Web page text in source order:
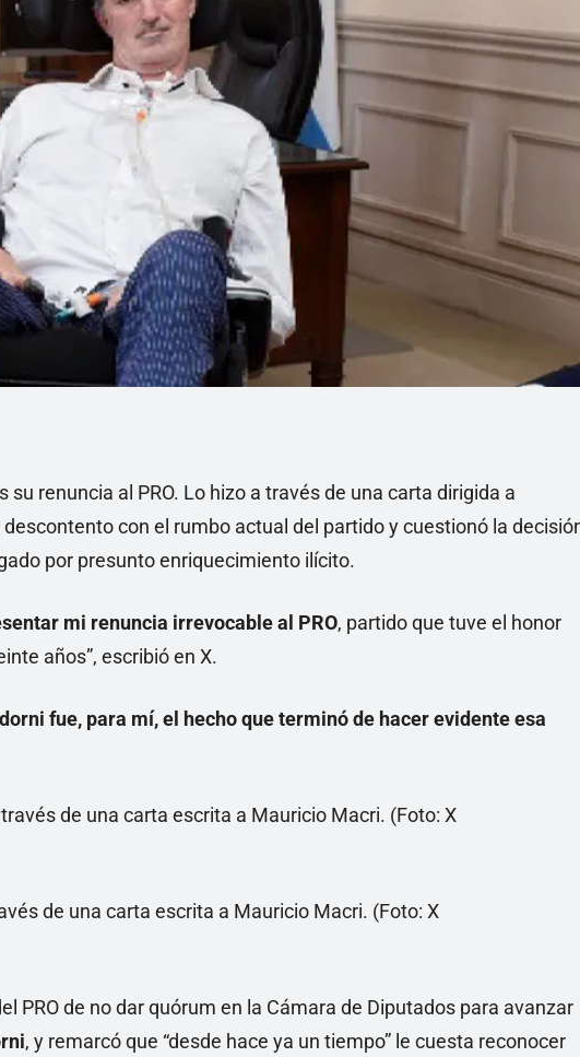
renuncia al PRO. Lo hizo a través de una carta dirigida a
con el rumbo actual del partido y cuestionó la
por presunto enriquecimiento ilícito.
mi renuncia irrevocable al PRO, partido que tuve el honor
años”, escribió en X.
fue, para mí, el hecho que terminó de hacer evidente esa
de una carta escrita a Mauricio Macri. (Foto: X
PRO de no dar quórum en la Cámara de Diputados para avanzar
, y remarcó que “desde hace ya un tiempo” le cuesta reconocer